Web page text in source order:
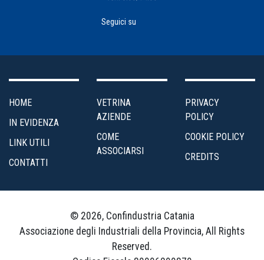
Seguici su
HOME
IN EVIDENZA
LINK UTILI
CONTATTI
VETRINA
AZIENDE
COME
ASSOCIARSI
PRIVACY
POLICY
COOKIE POLICY
CREDITS
© 2026, Confindustria Catania
Associazione degli Industriali della Provincia, All Rights
Reserved.